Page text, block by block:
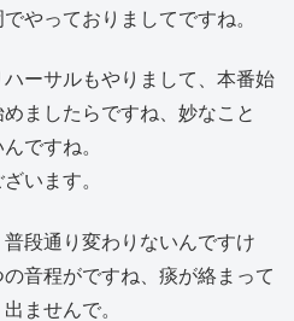
やっておりましてですね。
ーサルもやりまして、本番始
ましたらですね、妙なこと
ですね。
います。
段通り変わりないんですけ
音程がですね、痰が絡まって
ませんで。